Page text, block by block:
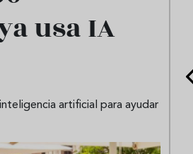
s
usa IA
artificial para ayudar